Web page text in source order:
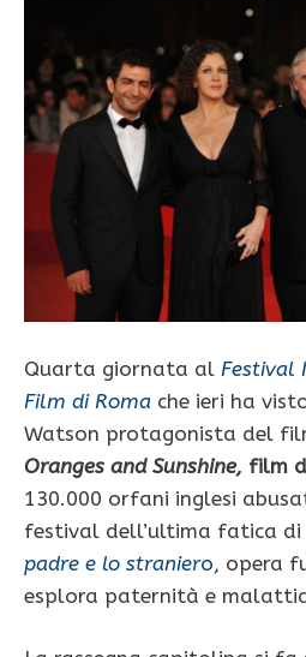
Quarta giornata al Festival
Film di Roma che ieri ha
Watson protagonista del
Oranges and Sunshine, film
130.000 orfani inglesi
festival dell’ultima fatica di
padre e lo straniero, opera
esplora paternità e